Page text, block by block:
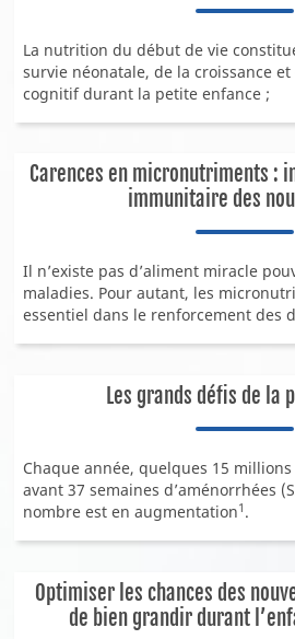
Événements locaux
Nos événements
Notre entreprise
Notre héritage
Notre recherche sur le lait maternel
Qualité, science, éthique : nos
NOS PRODUITS
La nutrition du début de vie
survie néonatale, de la croissance
cognitif durant la petite enfance ;
Carences en micronutriments :
immunitaire des
Il n’existe pas d’aliment miracle
maladies. Pour autant, les
essentiel dans le renforcement des
Les grands défis de la
Chaque année, quelques 15
avant 37 semaines d’aménorrhées
nombre est en augmentation1 .
Optimiser les chances des
de bien grandir durant